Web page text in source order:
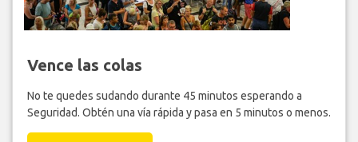
Vence las colas
No te quedes sudando durante 45 minutos esperando a
Seguridad. Obtén una vía rápida y pasa en 5 minutos o menos.